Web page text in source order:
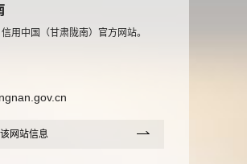
用中国（甘肃陇南）官方网站。
网站信息